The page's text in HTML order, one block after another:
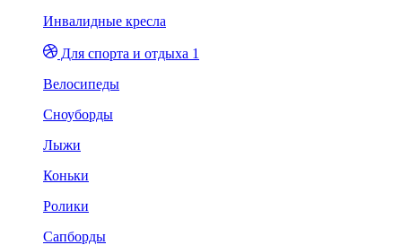
Инвалидные кресла
Для спорта и отдыха 1
Велосипеды
Сноуборды
Лыжи
Коньки
Ролики
Сапборды